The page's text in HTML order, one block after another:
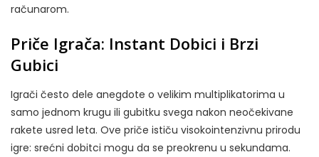
računarom.
Priče Igrača: Instant Dobici i Brzi
Gubici
Igrači često dele anegdote o velikim multiplikatorima u
samo jednom krugu ili gubitku svega nakon neočekivane
rakete usred leta. Ove priče ističu visokointenzivnu prirodu
igre: srećni dobitci mogu da se preokrenu u sekundama.